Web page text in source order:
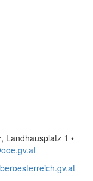
Landhausplatz 1 •